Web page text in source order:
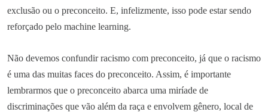
exclusão ou o preconceito. E, infelizmente, isso pode estar sendo
reforçado pelo machine learning.
Não devemos confundir racismo com preconceito, já que o racismo
é uma das muitas faces do preconceito. Assim, é importante
lembrarmos que o preconceito abarca uma miríade de
discriminações que vão além da raça e envolvem gênero, local de